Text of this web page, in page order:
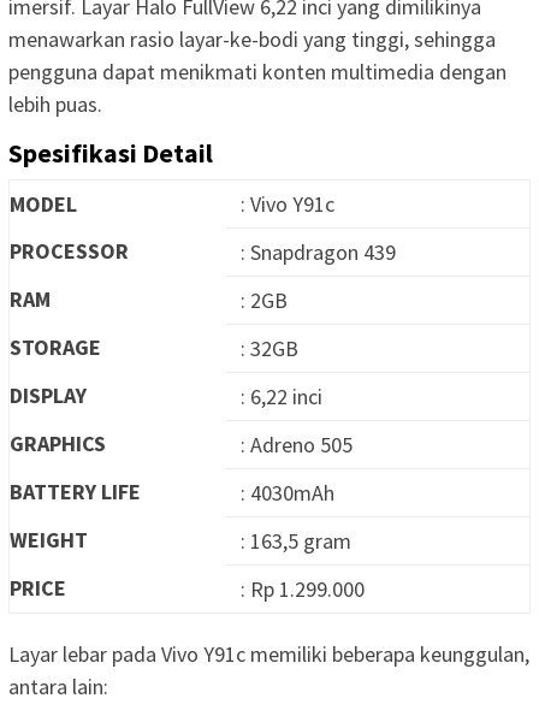
imersif. Layar Halo FullView 6,22 inci yang dimilikinya
menawarkan rasio layar-ke-bodi yang tinggi, sehingga
pengguna dapat menikmati konten multimedia dengan
lebih puas.
Spesifikasi Detail
MODEL
: Vivo Y91c
PROCESSOR
: Snapdragon 439
RAM
: 2GB
STORAGE
: 32GB
DISPLAY
: 6,22 inci
GRAPHICS
: Adreno 505
BATTERY LIFE
: 4030mAh
WEIGHT
: 163,5 gram
PRICE
: Rp 1.299.000
Layar lebar pada Vivo Y91c memiliki beberapa keunggulan,
antara lain: